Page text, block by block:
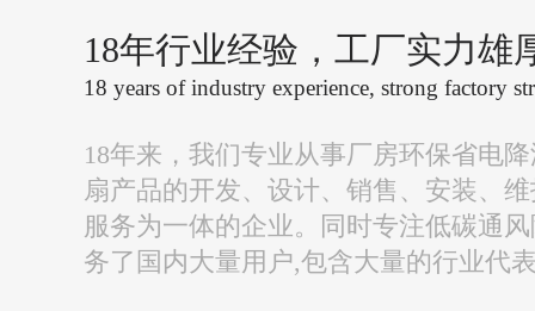
18年行业经验，工厂实力雄
18 years of industry experience, strong factory
18年来，我们专业从事厂房环保省电
扇产品的开发、设计、销售、安装、
服务为一体的企业。同时专注低碳通
务了国内大量用户,包含大量的行业代